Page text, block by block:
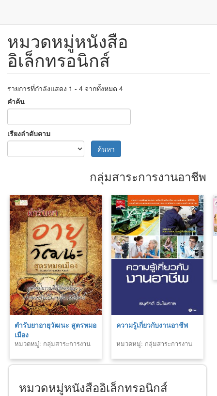
ข้าม
เนื้อหา
หมวดหมู่หนังสือ
อิเล็กทรอนิกส์
รายการที่กำลังแสดง 1 - 4 จากทั้งหมด 4
คำค้น
เรียงลำดับตาม
ค้นหา
กลุ่มสาระการงานอาชีพ
ตำรับยาอายุวัฒนะ สูตรหมอ
เมือง
หมวดหมู่: กลุ่มสาระการงาน
ความรู้เกี่ยวกับงานอาชีพ
หมวดหมู่: กลุ่มสาระการงาน
หมวดหมู่หนังสืออิเล็กทรอนิกส์